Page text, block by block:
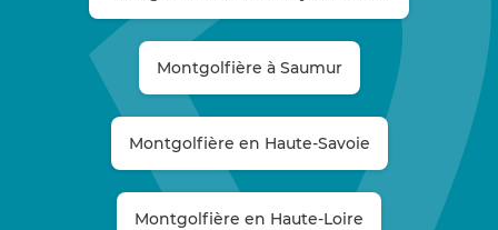
Montgolfière à Saumur
Montgolfière en Haute-Savoie
Montgolfière en Haute-Loire